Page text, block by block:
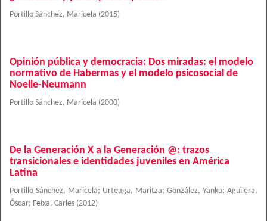
Portillo Sánchez, Maricela (2015)
Opinión pública y democracia: Dos miradas: el modelo
normativo de Habermas y el modelo psicosocial de
Noelle-Neumann
Portillo Sánchez, Maricela (2000)
De la Generación X a la Generación @: trazos
transicionales e identidades juveniles en América
Latina
Portillo Sánchez, Maricela; Urteaga, Maritza; González, Yanko; Aguilera,
Óscar; Feixa, Carles (2012)